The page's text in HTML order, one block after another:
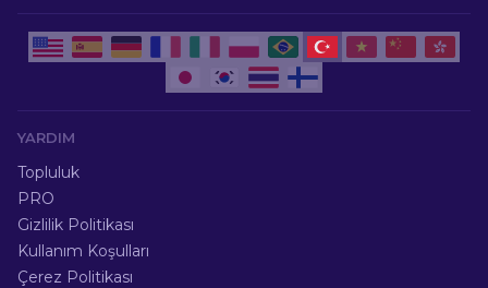
YARDIM
Topluluk
PRO
Gizlilik Politikası
Kullanım Koşulları
Çerez Politikası